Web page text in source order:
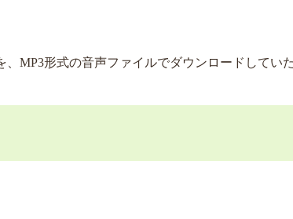
、MP3形式の音声ファイルでダウンロードしてい